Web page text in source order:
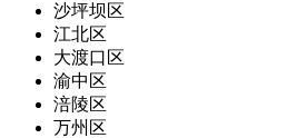
沙坪坝区
江北区
大渡口区
渝中区
涪陵区
万州区